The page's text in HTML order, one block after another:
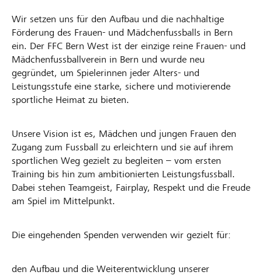
Wir setzen uns für den Aufbau und die nachhaltige
Förderung des Frauen- und Mädchenfussballs in Bern
ein. Der FFC Bern West ist der einzige reine Frauen- und
Mädchenfussballverein in Bern und wurde neu
gegründet, um Spielerinnen jeder Alters- und
Leistungsstufe eine starke, sichere und motivierende
sportliche Heimat zu bieten.
Unsere Vision ist es, Mädchen und jungen Frauen den
Zugang zum Fussball zu erleichtern und sie auf ihrem
sportlichen Weg gezielt zu begleiten – vom ersten
Training bis hin zum ambitionierten Leistungsfussball.
Dabei stehen Teamgeist, Fairplay, Respekt und die Freude
am Spiel im Mittelpunkt.
Die eingehenden Spenden verwenden wir gezielt für:
den Aufbau und die Weiterentwicklung unserer